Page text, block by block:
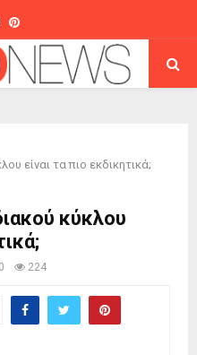
Instagram
Pinterest
είναι τα πιο εκδικητικά;
κύκλου
0 224